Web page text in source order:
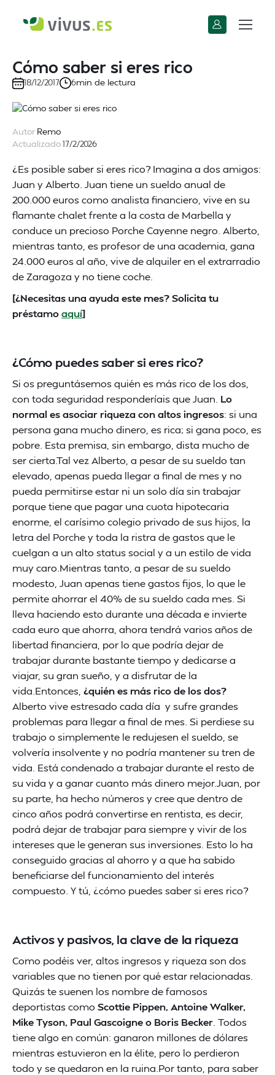
Cómo saber si eres rico
18/12/2017 6min de lectura
Autor Remo
Actualizado17/2/2026
¿Es posible saber si eres rico? Imagina a dos amigos:
Juan y Alberto. Juan tiene un sueldo anual de
200.000 euros como analista financiero, vive en su
flamante chalet frente a la costa de Marbella y
conduce un precioso Porche Cayenne negro. Alberto,
mientras tanto, es profesor de una academia, gana
24.000 euros al año, vive de alquiler en el extrarradio
de Zaragoza y no tiene coche.
[¿Necesitas una ayuda este mes? Solicita tu
préstamoaquí]
¿Cómo puedes saber si eres rico?
Si os preguntásemos quién es más rico de los dos,
con toda seguridad responderíais que Juan. Lo
normal es asociar riqueza con altos ingresos: si una
persona gana mucho dinero, es rica; si gana poco, es
pobre. Esta premisa, sin embargo, dista mucho de
ser cierta.Tal vez Alberto, a pesar de su sueldo tan
elevado, apenas pueda llegar a final de mes y no
pueda permitirse estar ni un solo día sin trabajar
porque tiene que pagar una cuota hipotecaria
enorme, el carísimo colegio privado de sus hijos, la
letra del Porche y toda la ristra de gastos que le
cuelgan a un alto status social y a un estilo de vida
muy caro.Mientras tanto, a pesar de su sueldo
modesto, Juan apenas tiene gastos fijos, lo que le
permite ahorrar el 40% de su sueldo cada mes. Si
lleva haciendo esto durante una década e invierte
cada euro que ahorra, ahora tendrá varios años de
libertad financiera, por lo que podría dejar de
trabajar durante bastante tiempo y dedicarse a
viajar, su gran sueño, y a disfrutar de la
vida.Entonces, ¿quién es más rico de los dos?
Alberto vive estresado cada día y sufre grandes
problemas para llegar a final de mes. Si perdiese su
trabajo o simplemente le redujesen el sueldo, se
volvería insolvente y no podría mantener su tren de
vida. Está condenado a trabajar durante el resto de
su vida y a ganar cuanto más dinero mejor.Juan, por
su parte, ha hecho números y cree que dentro de
cinco años podrá convertirse en rentista, es decir,
podrá dejar de trabajar para siempre y vivir de los
intereses que le generan sus inversiones. Esto lo ha
conseguido gracias al ahorro y a que ha sabido
beneficiarse del funcionamiento del interés
compuesto. Y tú, ¿cómo puedes saber si eres rico?
Activos y pasivos, la clave de la riqueza
Como podéis ver, altos ingresos y riqueza son dos
variables que no tienen por qué estar relacionadas.
Quizás te suenen los nombre de famosos
deportistas como Scottie Pippen, Antoine Walker,
Mike Tyson, Paul Gascoigne o Boris Becker . Todos
tiene algo en común: ganaron millones de dólares
mientras estuvieron en la élite, pero lo perdieron
todo y se quedaron en la ruina.Por tanto, para saber